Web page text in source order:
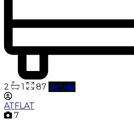
2 1 87 details
ATFLAT
7